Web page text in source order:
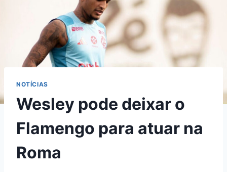
NOTÍCIAS
Wesley pode deixar o
Flamengo para atuar na
Roma